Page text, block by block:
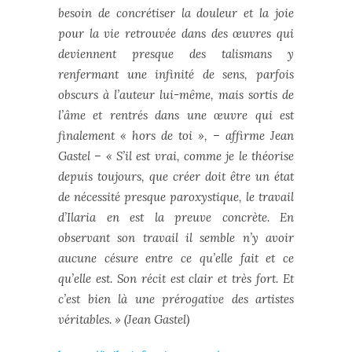
besoin de concrétiser la douleur et la joie
pour la vie retrouvée dans des œuvres qui
deviennent presque des talismans y
renfermant une infinité de sens, parfois
obscurs à l’auteur lui-même, mais sortis de
l’âme et rentrés dans une œuvre qui est
finalement « hors de toi », – affirme Jean
Gastel – « S’il est vrai, comme je le théorise
depuis toujours, que créer doit être un état
de nécessité presque paroxystique, le travail
d’Ilaria en est la preuve concrète. En
observant son travail il semble n’y avoir
aucune césure entre ce qu’elle fait et ce
qu’elle est. Son récit est clair et très fort. Et
c’est bien là une prérogative des artistes
véritables. » (Jean Gastel)